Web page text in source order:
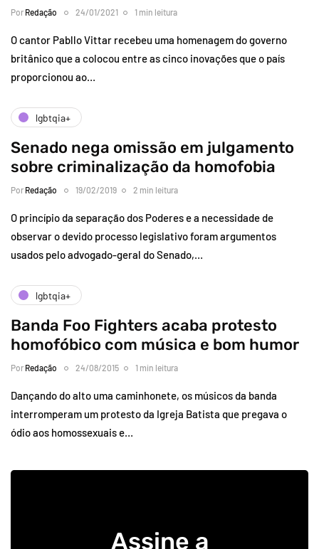
Por Redação 24/01/2021 1 min leitura
O cantor Pabllo Vittar recebeu uma homenagem do governo
britânico que a colocou entre as cinco inovações que o país
proporcionou ao…
lgbtqia+
Senado nega omissão em julgamento
sobre criminalização da homofobia
Por Redação 19/02/2019 2 min leitura
O princípio da separação dos Poderes e a necessidade de
observar o devido processo legislativo foram argumentos
usados pelo advogado-geral do Senado,…
lgbtqia+
Banda Foo Fighters acaba protesto
homofóbico com música e bom humor
Por Redação 24/08/2015 1 min leitura
Dançando do alto uma caminhonete, os músicos da banda
interromperam um protesto da Igreja Batista que pregava o
ódio aos homossexuais e…
Assine a